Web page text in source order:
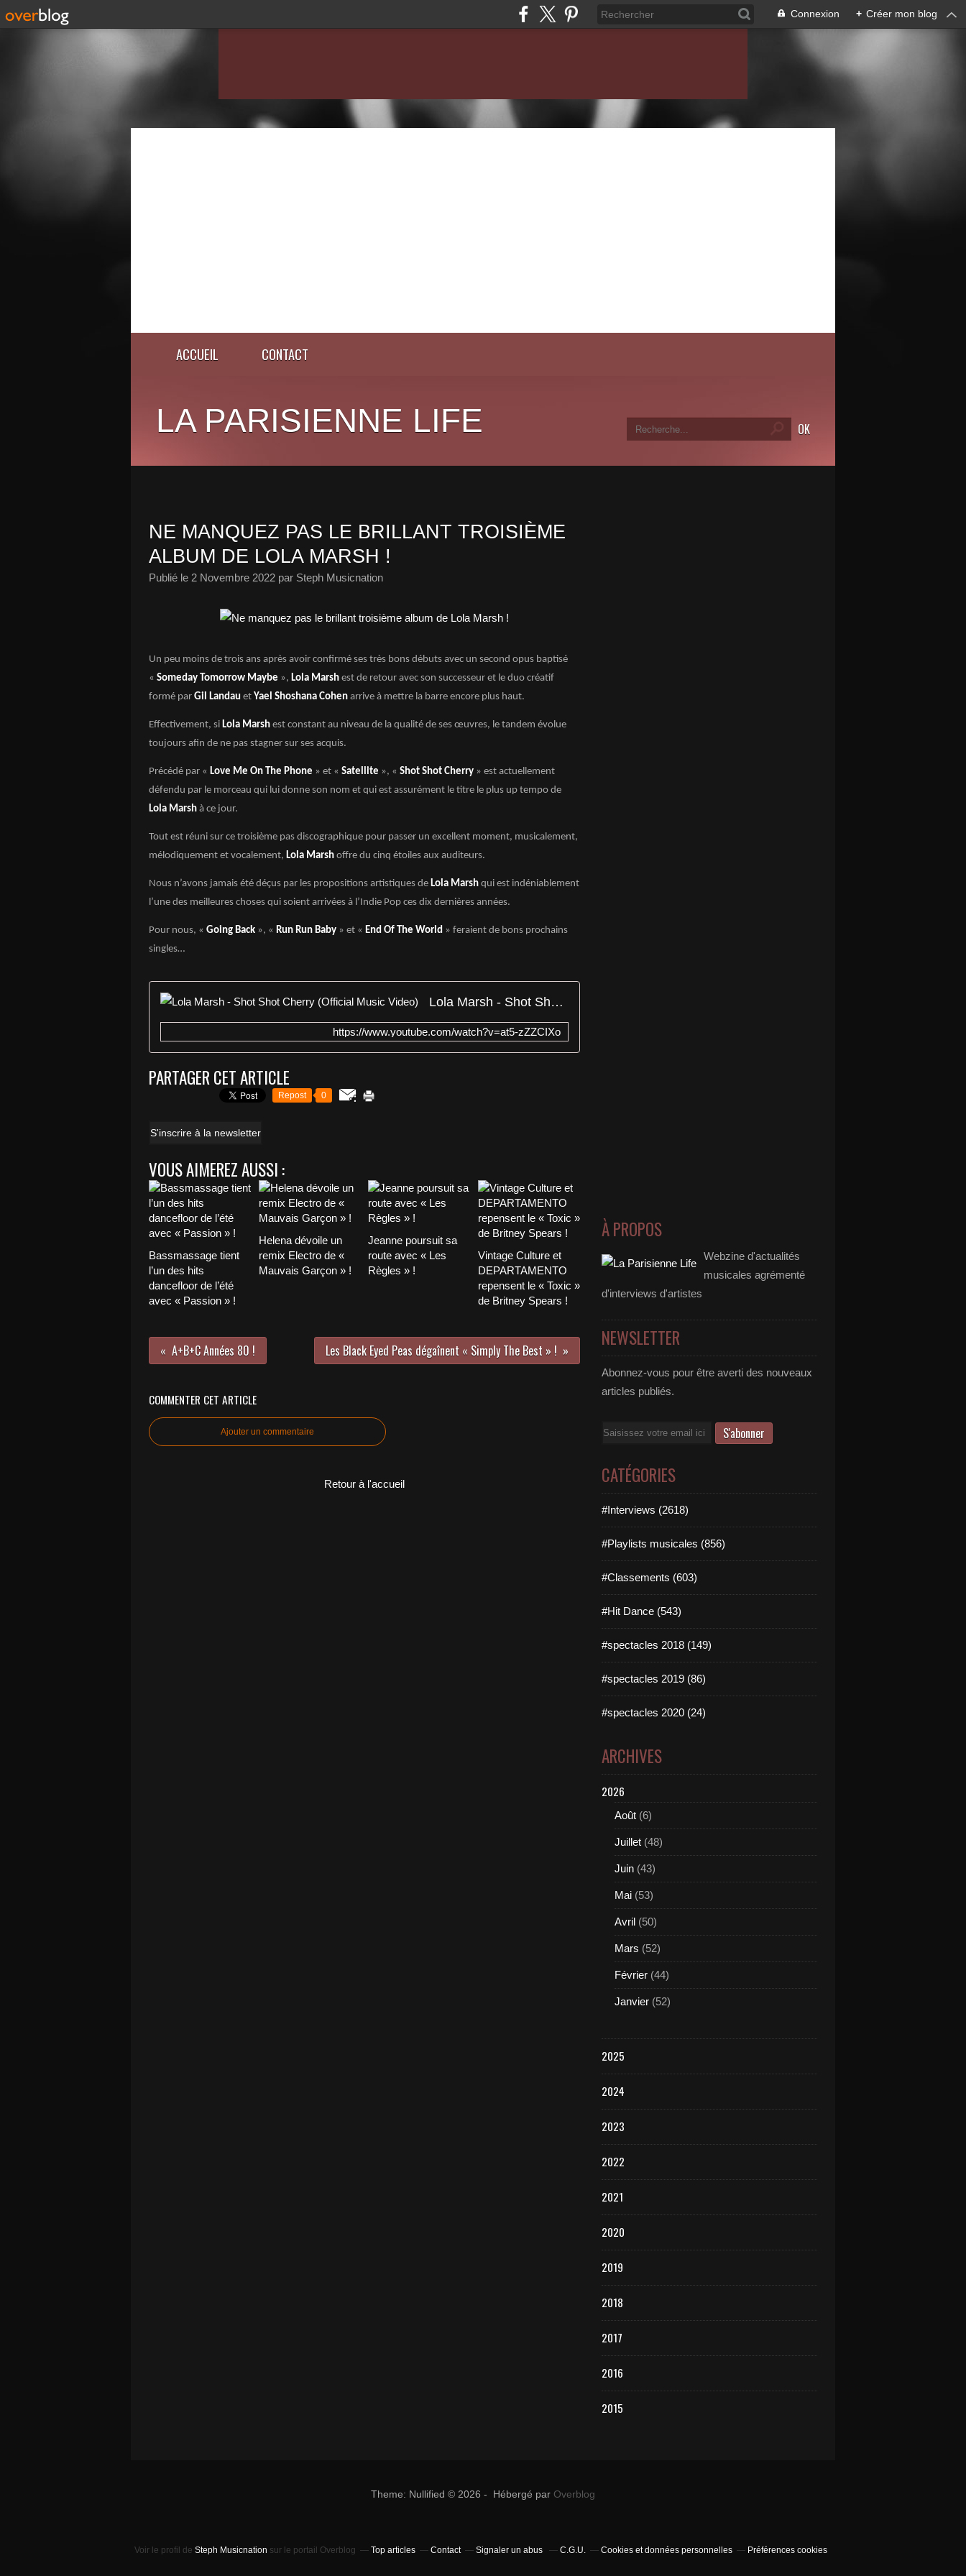
Connexion + Créer mon blog
ACCUEIL CONTACT
LA PARISIENNE LIFE
NE MANQUEZ PAS LE BRILLANT TROISIÈME
ALBUM DE LOLA MARSH !
Publié le 2 Novembre 2022 par Steph Musicnation
Un peu moins de trois ans après avoir confirmé ses très bons débuts avec un second opus baptisé
« Someday Tomorrow Maybe », Lola Marsh est de retour avec son successeur et le duo créatif
formé par Gil Landau et Yael Shoshana Cohen arrive à mettre la barre encore plus haut.
Effectivement, si Lola Marsh est constant au niveau de la qualité de ses œuvres, le tandem évolue
toujours afin de ne pas stagner sur ses acquis.
Précédé par « Love Me On The Phone » et « Satellite », « Shot Shot Cherry » est actuellement
défendu par le morceau qui lui donne son nom et qui est assurément le titre le plus up tempo de
Lola Marsh à ce jour.
Tout est réuni sur ce troisième pas discographique pour passer un excellent moment, musicalement,
mélodiquement et vocalement, Lola Marsh offre du cinq étoiles aux auditeurs.
Nous n’avons jamais été déçus par les propositions artistiques de Lola Marsh qui est indéniablement
l’une des meilleures choses qui soient arrivées à l’Indie Pop ces dix dernières années.
Pour nous, « Going Back », « Run Run Baby » et « End Of The World » feraient de bons prochains
singles…
Lola Marsh - Shot Shot Cherry (Official Music Video)
https://www.youtube.com/watch?v=at5-zZZCIXo
PARTAGER CET ARTICLE
Repost 0
S'inscrire à la newsletter
VOUS AIMEREZ AUSSI :
Bassmassage tient
l’un des hits
dancefloor de l’été
avec « Passion » !
Helena dévoile un
remix Electro de «
Mauvais Garçon » !
Jeanne poursuit sa
route avec « Les
Règles » !
Vintage Culture et
DEPARTAMENTO
repensent le « Toxic »
de Britney Spears !
A+B+C Années 80 ! Les Black Eyed Peas dégaînent « Simply The Best » !
COMMENTER CET ARTICLE
Ajouter un commentaire
Retour à l'accueil
À PROPOS
Webzine d'actualités
musicales agrémenté
d'interviews d'artistes
NEWSLETTER
Abonnez-vous pour être averti des nouveaux
articles publiés.
Email
CATÉGORIES
#Interviews (2618)
#Playlists musicales (856)
#Classements (603)
#Hit Dance (543)
#spectacles 2018 (149)
#spectacles 2019 (86)
#spectacles 2020 (24)
ARCHIVES
2026
Août (6)
Juillet (48)
Juin (43)
Mai (53)
Avril (50)
Mars (52)
Février (44)
Janvier (52)
2025
2024
2023
2022
2021
2020
2019
2018
2017
2016
2015
Theme: Nullified © 2026 - Hébergé par Overblog
Voir le profil de Steph Musicnation sur le portail Overblog Top articles Contact Signaler un abus C.G.U. Cookies et données personnelles Préférences cookies